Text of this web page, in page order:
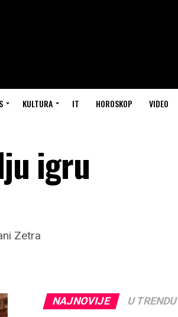
KULTURA IT HOROSKOP VIDEO
igru
Zetra
NAJNOVIJE U TRENDU